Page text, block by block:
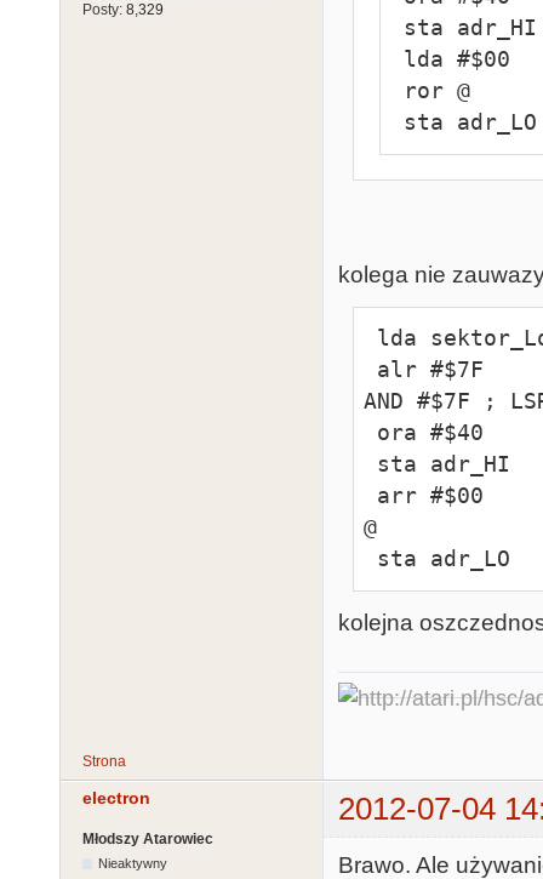
Posty: 8,329
sta adr_LO
kolega nie
AND #$7F ;
@
sta adr_LO
kolejna
Strona
electron 2012-07-04
Młodszy Atarowiec
Nieaktywny Brawo. Ale